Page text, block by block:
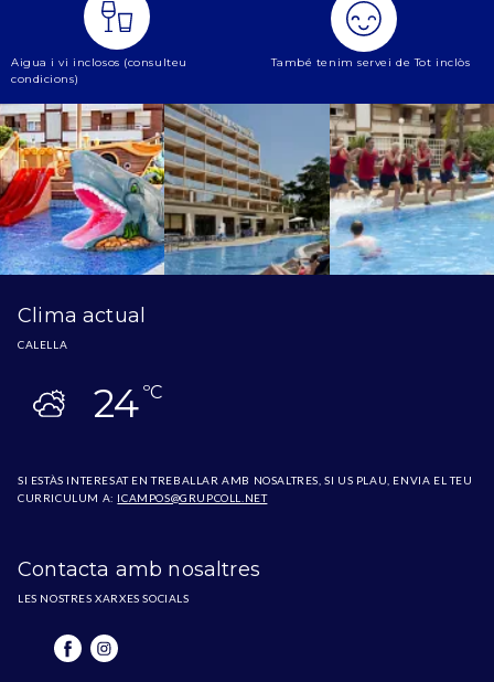
Aigua i vi inclosos (consulteu
condicions)
També tenim servei de Tot inclòs
Clima actual
CALELLA
24ºC
SI ESTÀS INTERESAT EN TREBALLAR AMB NOSALTRES, SI US PLAU, ENVIA EL TEU
CURRICULUM A: ICAMPOS@GRUPCOLL.NET
Contacta amb nosaltres
LES NOSTRES XARXES SOCIALS